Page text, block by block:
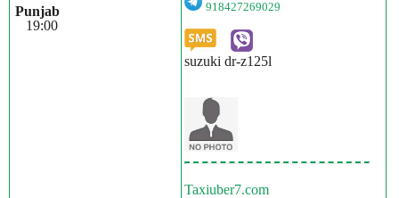
Punjab
19:00
918427269029
suzuki dr-z125l
Taxiuber7.com